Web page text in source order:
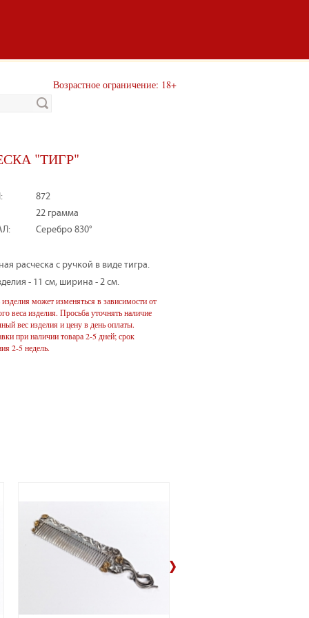
Возрастное ограничение: 18+
"ТИГР"
872
22 грамма
Серебро 830°
расческа с ручкой в виде тигра.
- 11 см, ширина - 2 см.
может изменяться в зависимости от
веса изделия. Просьба уточнять наличие
вес изделия и цену в день оплаты.
при наличии товара 2-5 дней; срок
2-5 недель.